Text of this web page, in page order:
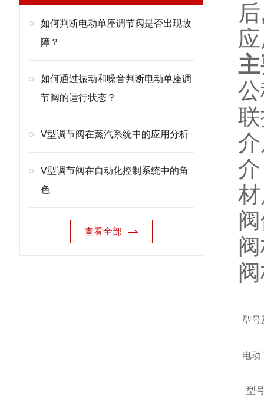
如何判断电动单座调节阀是否出现故
障？
如何通过振动和噪音判断电动单座调
节阀的运行状态？
V型调节阀在蒸汽系统中的应用分析
V型调节阀在自动化控制系统中的角
色
查看全部
型号
电
型